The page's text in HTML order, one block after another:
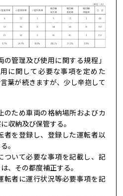
管理及び使用に関する規程」
に関して必要な事項を定めた
葉が続きますが、少し辛抱して
ため車両の格納場所およびカ
収納及び保管する。
を登録し、登録した運転者以
。
いて必要な事項を記載し、記
、その都度補正する。
者に運行状況等必要事項を記